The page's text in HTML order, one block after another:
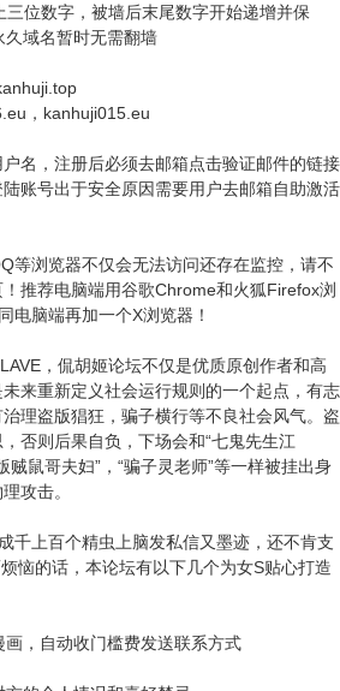
位数字，被墙后末尾数字开始递增并保
域名暂时无需翻墙
，kanhuji015.eu
名，注册后必须去邮箱点击验证邮件的链接
账号出于安全原因需要用户去邮箱自助激活
等浏览器不仅会无法访问还存在监控，请不
推荐电脑端用谷歌Chrome和火狐Firefox浏
电脑端再加一个X浏览器！
，侃胡姬论坛不仅是优质原创作者和高
来重新定义社会运行规则的一个起点，有志
理盗版猖狂，骗子横行等不良社会风气。盗
否则后果自负，下场会和“七鬼先生江
贼鼠哥夫妇”，“骗子灵老师”等一样被挂出身
攻击。
千上百个精虫上脑发私信又墨迹，还不肯支
恼的话，本论坛有以下几个为女S贴心打造
，自动收门槛费发送联系方式